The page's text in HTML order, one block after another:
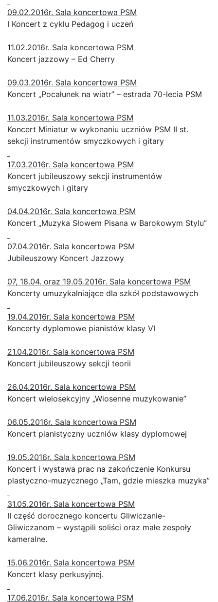
09.02.2016r. Sala koncertowa PSM
I Koncert z cyklu Pedagog i uczeń
11.02.2016r. Sala koncertowa PSM
Koncert jazzowy – Ed Cherry
09.03.2016r. Sala koncertowa PSM
Koncert „Pocałunek na wiatr” – estrada 70-lecia PSM
11.03.2016r. Sala koncertowa PSM
Koncert Miniatur w wykonaniu uczniów PSM II st.
sekcji instrumentów smyczkowych i gitary
17.03.2016r. Sala koncertowa PSM
Koncert jubileuszowy sekcji instrumentów
smyczkowych i gitary
04.04.2016r. Sala koncertowa PSM
Koncert „Muzyka Słowem Pisana w Barokowym Stylu”
07.04.2016r. Sala koncertowa PSM
Jubileuszowy Koncert Jazzowy
07, 18.04. oraz 19.05.2016r. Sala koncertowa PSM
Koncerty umuzykalniające dla szkół podstawowych
19.04.2016r. Sala koncertowa PSM
Koncerty dyplomowe pianistów klasy VI
21.04.2016r. Sala koncertowa PSM
Koncert jubileuszowy sekcji teorii
26.04.2016r. Sala koncertowa PSM
Koncert wielosekcyjny „Wiosenne muzykowanie”
06.05.2016r. Sala koncertowa PSM
Koncert pianistyczny uczniów klasy dyplomowej
19.05.2016r. Sala koncertowa PSM
Koncert i wystawa prac na zakończenie Konkursu
plastyczno-muzycznego „Tam, gdzie mieszka muzyka”
31.05.2016r. Sala koncertowa PSM
II część dorocznego koncertu Gliwiczanie-
Gliwiczanom – wystąpili soliści oraz małe zespoły
kameralne.
15.06.2016r. Sala koncertowa PSM
Koncert klasy perkusyjnej.
17.06.2016r. Sala koncertowa PSM